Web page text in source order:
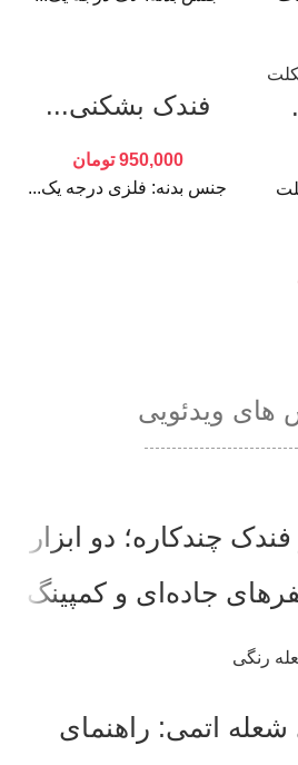
فندک بشکنی...
950,000 تومان
جنس بدنه: فلزی درجه یک...
های ویدئویی
چندکاره؛ دو ابزار
جاده‌ای و کمپینگ
اتمی: راهنمای